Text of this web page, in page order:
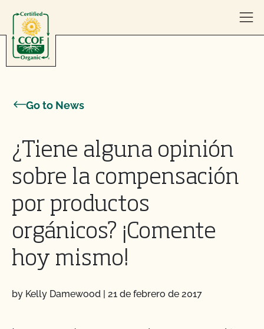
Go to News
¿Tiene alguna opinión
sobre la compensación
por productos
orgánicos? ¡Comente
hoy mismo!
by Kelly Damewood | 21 de febrero de 2017